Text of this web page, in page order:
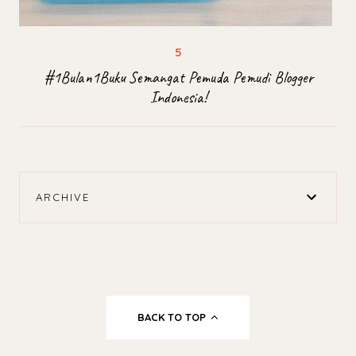
#1Bulan1Buku Semangat Pemuda Pemudi Blogger
Indonesia!
ARCHIVE
BACK TO TOP